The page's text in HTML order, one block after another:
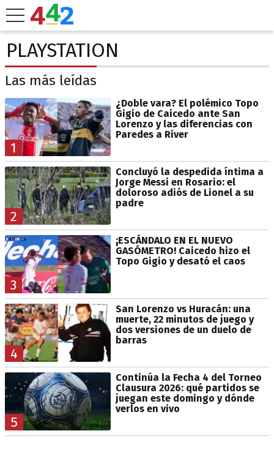
PLAYSTATION
Las más leídas
1
¿Doble vara? El polémico Topo
Gigio de Caicedo ante San
Lorenzo y las diferencias con
Paredes a River
2
Concluyó la despedida íntima a
Jorge Messi en Rosario: el
doloroso adiós de Lionel a su
padre
3
¡ESCÁNDALO EN EL NUEVO
GASÓMETRO! Caicedo hizo el
Topo Gigio y desató el caos
4
San Lorenzo vs Huracán: una
muerte, 22 minutos de juego y
dos versiones de un duelo de
barras
5
Continúa la Fecha 4 del Torneo
Clausura 2026: qué partidos se
juegan este domingo y dónde
verlos en vivo